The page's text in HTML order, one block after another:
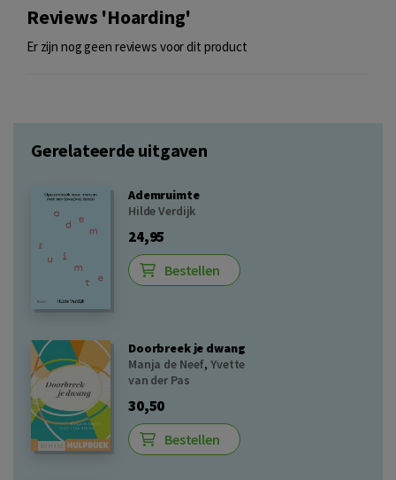
Reviews 'Hoarding'
Er zijn nog geen reviews voor dit product
Gerelateerde uitgaven
Ademruimte
Hilde Verdijk
24,95
Bestellen
Doorbreek je dwang
Manja de Neef,Yvette
van der Pas
30,50
Bestellen